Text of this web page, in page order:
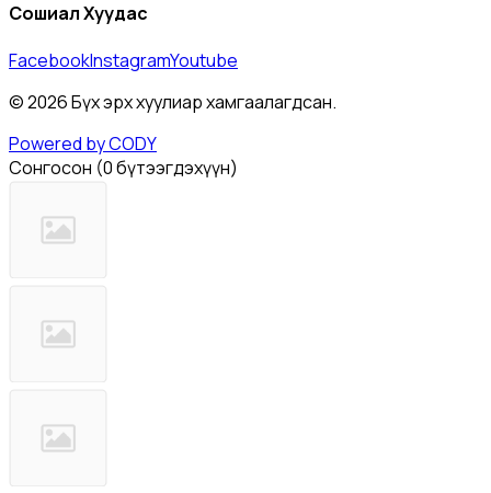
Сошиал Хуудас
FacebookInstagramYoutube
©2026Бүх эрх хуулиар хамгаалагдсан.
Powered by CODY
Сонгосон (0 бүтээгдэхүүн)